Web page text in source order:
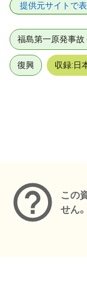
提供元サイトで
福島第一原発事故
復興 収録:日
この
せん。